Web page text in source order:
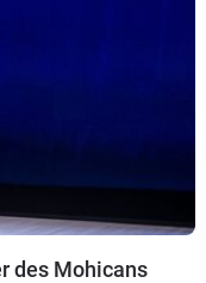
des Mohicans